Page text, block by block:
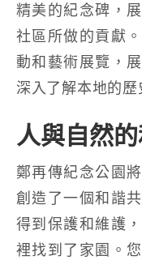
精美的紀念碑，
社區所做的貢獻
動和藝術展覽，
深入了解本地的歷
人與自然
鄭再傳紀念公園
創造了一個和諧
得到保護和維護
裡找到了家園。